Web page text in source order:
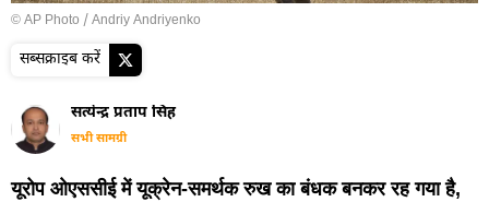
© AP Photo / Andriy Andriyenko
सब्सक्राइब करें
सत्येन्द्र प्रताप सिंह
सभी सामग्री
यूरोप ओएससीई में यूक्रेन-समर्थक रुख का बंधक बनकर रह गया है,